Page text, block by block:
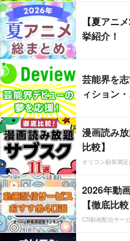
【夏アニ
挙紹介！
芸能界を
ィション
漫画読み
比較】
オリコン顧客満
2026年動
【徹底比較
CS動画配信サー